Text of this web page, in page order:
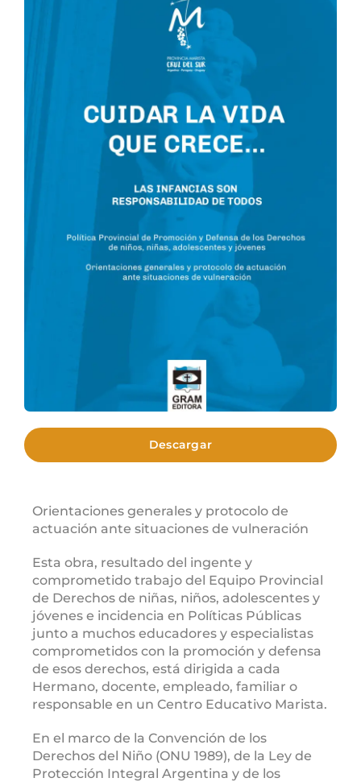
Orientaciones generales y protocolo de
actuación ante situaciones de vulneración
Esta obra, resultado del ingente y
comprometido trabajo del Equipo Provincial
de Derechos de niñas, niños, adolescentes y
jóvenes e incidencia en Políticas Públicas
junto a muchos educadores y especialistas
comprometidos con la promoción y defensa
de esos derechos, está dirigida a cada
Hermano, docente, empleado, familiar o
responsable en un Centro Educativo Marista.
En el marco de la Convención de los
Derechos del Niño (ONU 1989), de la Ley de
Protección Integral Argentina y de los
Descargar